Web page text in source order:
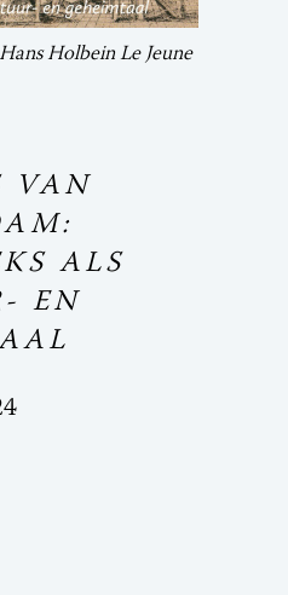
Holbein Le Jeune
VAN
ALS
EN